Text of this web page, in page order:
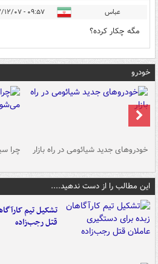
عباس ۰۹:۵۷ - ۱۴۰۲/۱۲/۰۷
مگه چکار کرده؟
خودرو
خودروهای جدید شیائومی در راه بازار چرا
این مطالب را از دست ندهید....
تشکیل تیم
قتل رجب‌زاده